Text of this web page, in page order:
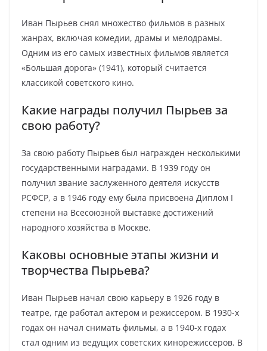
Иван Пырьев снял множество фильмов в разных
жанрах, включая комедии, драмы и мелодрамы.
Одним из его самых известных фильмов является
«Большая дорога» (1941), который считается
классикой советского кино.
Какие награды получил Пырьев за
свою работу?
За свою работу Пырьев был награжден несколькими
государственными наградами. В 1939 году он
получил звание заслуженного деятеля искусств
РСФСР, а в 1946 году ему была присвоена Диплом I
степени на Всесоюзной выставке достижений
народного хозяйства в Москве.
Каковы основные этапы жизни и
творчества Пырьева?
Иван Пырьев начал свою карьеру в 1926 году в
театре, где работал актером и режиссером. В 1930-х
годах он начал снимать фильмы, а в 1940-х годах
стал одним из ведущих советских кинорежиссеров. В